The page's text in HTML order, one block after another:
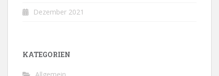
Dezember 2021
KATEGORIEN